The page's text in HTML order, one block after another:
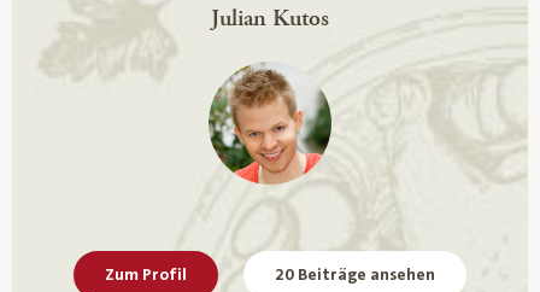
Julian Kutos
Zum Profil 20 Beiträge ansehen